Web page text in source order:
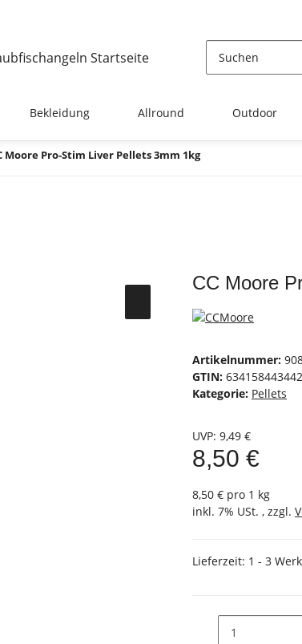
Bekleidung Allround Outdoor
Moore Pro-Stim Liver Pellets 3mm 1kg
CC Moore
Artikelnummer:
GTIN: 634158443442
Kategorie: Pellets
UVP: 9,49 €
8,50 €
8,50 € pro 1 kg
inkl. 7% USt. , zzgl.
Lieferzeit: 1 - 3